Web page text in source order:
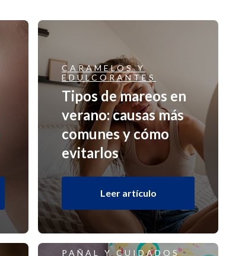
CARAMELOS Y
EDULCORANTES
Tipos de mareos en
verano: causas más
comunes y cómo
evitarlos
Leer artículo
PAÑAL Y CUIDADOS